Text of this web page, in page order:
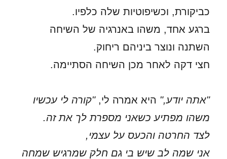
כביקורת, וכשיפוטיות שלה כלפיו.
ברגע אחד, משהו באנרגיה של השיחה
השתנה ונוצר ביניהם ריחוק.
חצי דקה לאחר מכן השיחה הסתיימה.
"אתה יודע," היא אמרה לי,"קורה לי עכשיו
משהו מפתיע כשאני מספרת לך את זה.
לצד החרטה והכעס על עצמי,
אני שמה לב שיש בי גם חלק שמרגיש שמחה